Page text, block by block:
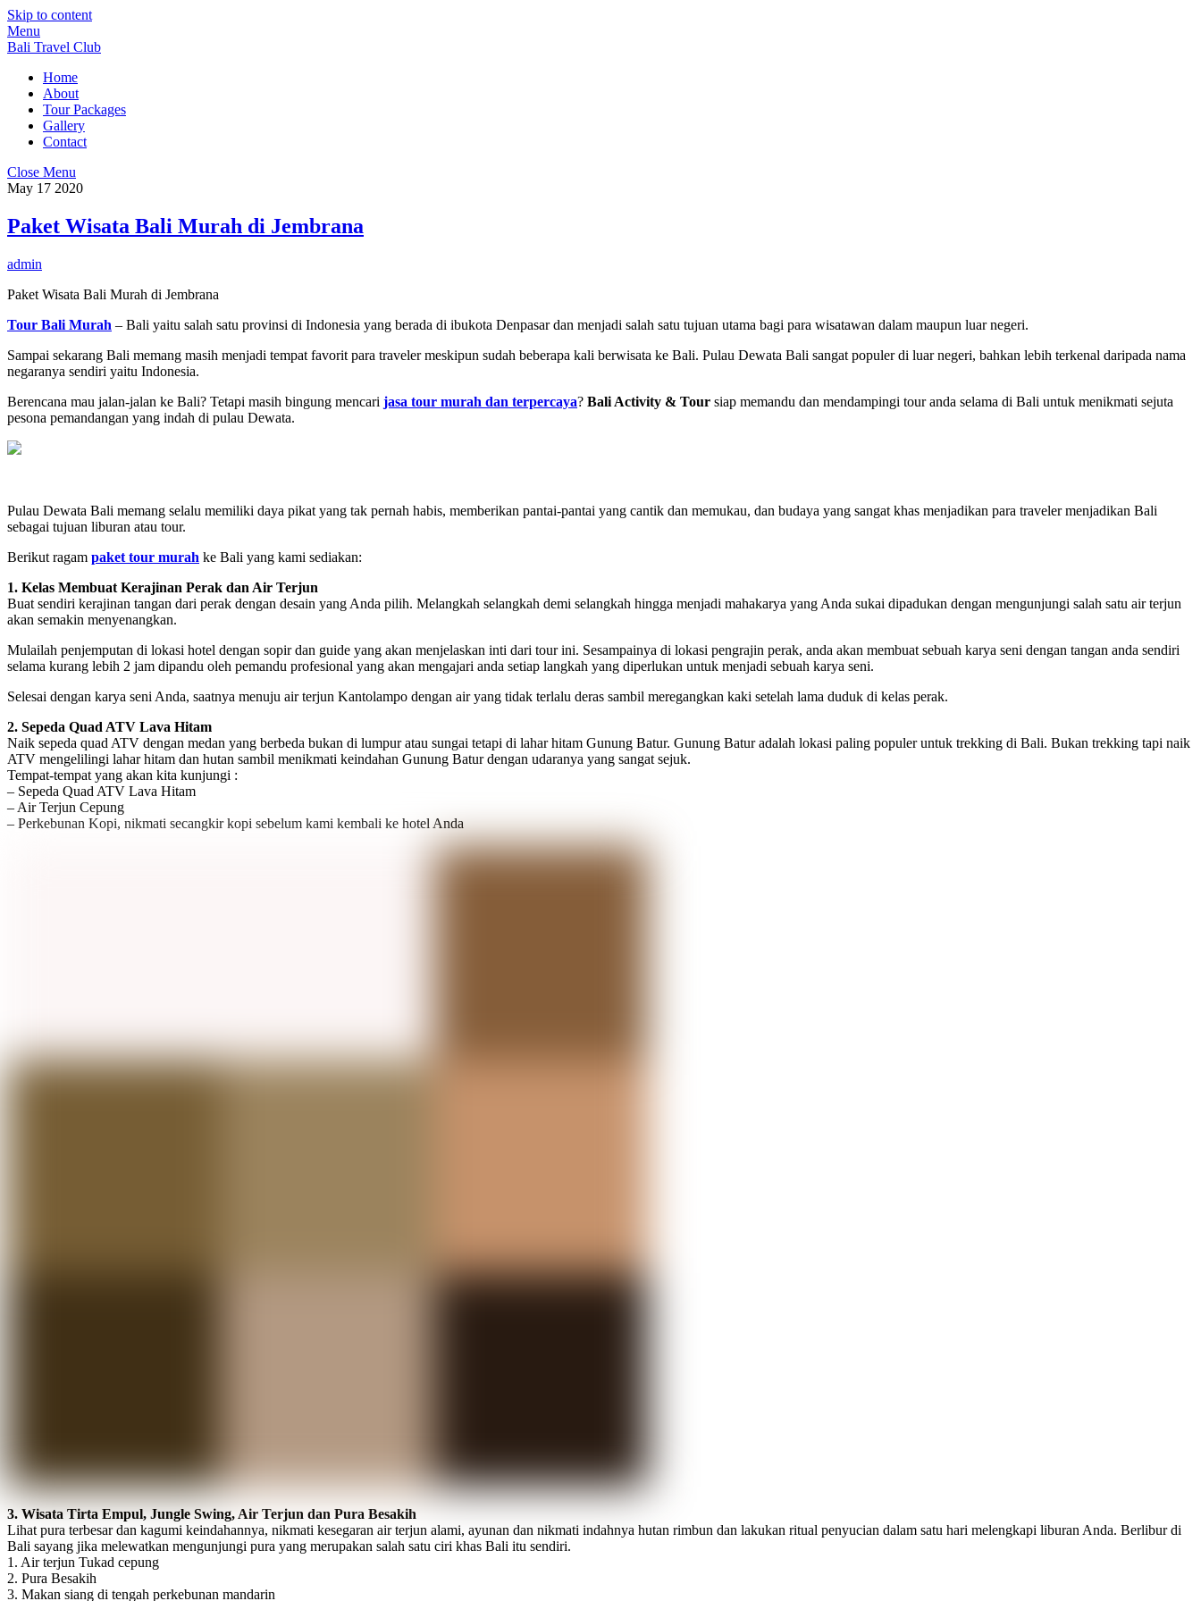
Skip to content
Menu
Bali Travel Club
Home
About
Tour Packages
Gallery
Contact
Close Menu
May 17 2020
Paket Wisata Bali Murah di Jembrana
admin
Paket Wisata Bali Murah di Jembrana
Tour Bali Murah – Bali yaitu salah satu provinsi di Indonesia yang berada di ibukota Denpasar dan menjadi salah satu tujuan utama bagi para wisatawan dalam maupun luar negeri.
Sampai sekarang Bali memang masih menjadi tempat favorit para traveler meskipun sudah beberapa kali berwisata ke Bali. Pulau Dewata Bali sangat populer di luar negeri, bahkan lebih terkenal daripada nama
negaranya sendiri yaitu Indonesia.
Berencana mau jalan-jalan ke Bali? Tetapi masih bingung mencari jasa tour murah dan terpercaya? Bali Activity & Tour siap memandu dan mendampingi tour anda selama di Bali untuk menikmati sejuta
pesona pemandangan yang indah di pulau Dewata.
Pulau Dewata Bali memang selalu memiliki daya pikat yang tak pernah habis, memberikan pantai-pantai yang cantik dan memukau, dan budaya yang sangat khas menjadikan para traveler menjadikan Bali
sebagai tujuan liburan atau tour.
Berikut ragam paket tour murah ke Bali yang kami sediakan:
1. Kelas Membuat Kerajinan Perak dan Air Terjun
Buat sendiri kerajinan tangan dari perak dengan desain yang Anda pilih. Melangkah selangkah demi selangkah hingga menjadi mahakarya yang Anda sukai dipadukan dengan mengunjungi salah satu air terjun
akan semakin menyenangkan.
Mulailah penjemputan di lokasi hotel dengan sopir dan guide yang akan menjelaskan inti dari tour ini. Sesampainya di lokasi pengrajin perak, anda akan membuat sebuah karya seni dengan tangan anda sendiri
selama kurang lebih 2 jam dipandu oleh pemandu profesional yang akan mengajari anda setiap langkah yang diperlukan untuk menjadi sebuah karya seni.
Selesai dengan karya seni Anda, saatnya menuju air terjun Kantolampo dengan air yang tidak terlalu deras sambil meregangkan kaki setelah lama duduk di kelas perak.
2. Sepeda Quad ATV Lava Hitam
Naik sepeda quad ATV dengan medan yang berbeda bukan di lumpur atau sungai tetapi di lahar hitam Gunung Batur. Gunung Batur adalah lokasi paling populer untuk trekking di Bali. Bukan trekking tapi naik
ATV mengelilingi lahar hitam dan hutan sambil menikmati keindahan Gunung Batur dengan udaranya yang sangat sejuk.
Tempat-tempat yang akan kita kunjungi :
– Sepeda Quad ATV Lava Hitam
– Air Terjun Cepung
– Perkebunan Kopi, nikmati secangkir kopi sebelum kami kembali ke hotel Anda
3. Wisata Tirta Empul, Jungle Swing, Air Terjun dan Pura Besakih
Lihat pura terbesar dan kagumi keindahannya, nikmati kesegaran air terjun alami, ayunan dan nikmati indahnya hutan rimbun dan lakukan ritual penyucian dalam satu hari melengkapi liburan Anda. Berlibur di
Bali sayang jika melewatkan mengunjungi pura yang merupakan salah satu ciri khas Bali itu sendiri.
1. Air terjun Tukad cepung
2. Pura Besakih
3. Makan siang di tengah perkebunan mandarin